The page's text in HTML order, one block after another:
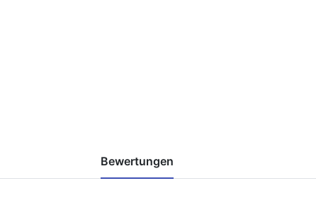
Bewertungen